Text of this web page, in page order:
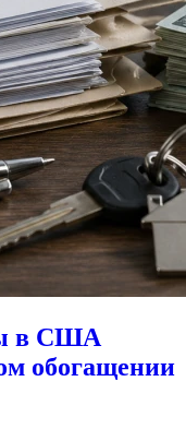
в США
обогащении